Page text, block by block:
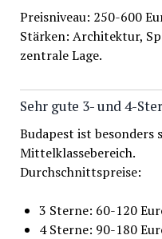
Preisniveau: 250-600
Stärken: Architektur,
zentrale Lage.
Sehr gute 3- und 4-
Budapest ist besonders
Mittelklassebereich.
Durchschnittspreise:
3 Sterne: 60-120
4 Sterne: 90-180